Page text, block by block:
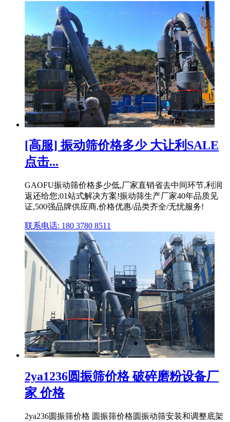
[高服] 振动筛价格多少 大让利SALE
点击...
GAOFU振动筛价格多少低,厂家直销省去中间环节,利润
返还给您;01站式解决方案!振动筛生产厂家40年品质见
证,500强品牌供应商,价格优惠/品类齐全/无忧服务!
联系电话: 180 3780 8511
2ya1236圆振筛价格 破碎磨粉设备厂
家 价格
2ya236圆振筛价格 圆振筛价格圆振动筛安装和调整底架